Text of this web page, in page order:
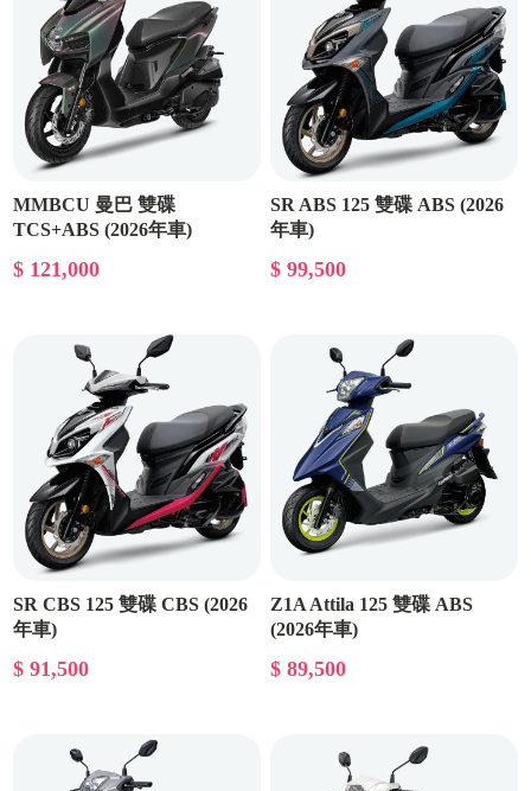
MMBCU 曼巴 雙碟
TCS+ABS (2026年車)
$ 121,000
SR ABS 125 雙碟 ABS (2026
年車)
$ 99,500
SR CBS 125 雙碟 CBS (2026
年車)
$ 91,500
Z1A Attila 125 雙碟 ABS
(2026年車)
$ 89,500